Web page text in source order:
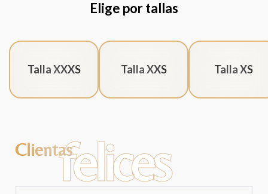
Elige por tallas
Talla XXXS Talla XXS Talla XS
felices
Clientas